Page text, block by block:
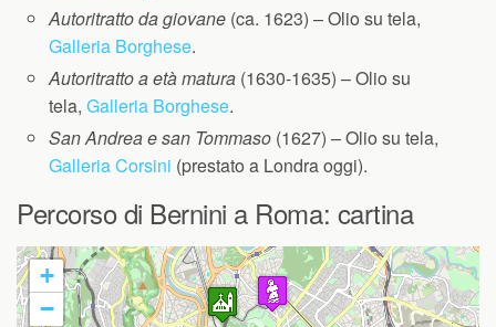
Autoritratto da giovane (ca. 1623) – Olio su tela,
Galleria Borghese.
Autoritratto a età matura (1630-1635) – Olio su
tela,Galleria Borghese.
San Andrea e san Tommaso (1627) – Olio su tela,
Galleria Corsini (prestato a Londra oggi).
Percorso di Bernini a Roma: cartina
+
−